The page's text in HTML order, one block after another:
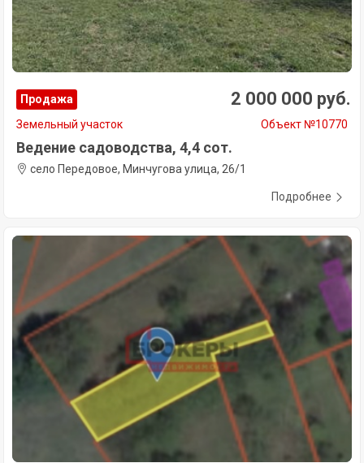
Продажа 2 000 000 руб.
Земельный участок Объект №10770
Ведение садоводства, 4,4 сот.
село Передовое, Минчугова улица, 26/1
Подробнее